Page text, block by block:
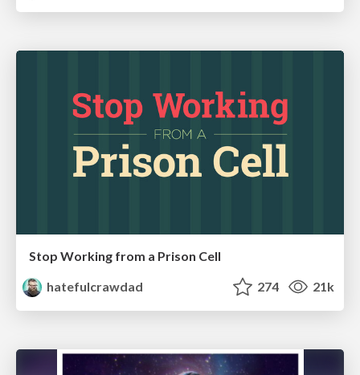
Stop Working from a Prison Cell
hatefulcrawdad
274 21k